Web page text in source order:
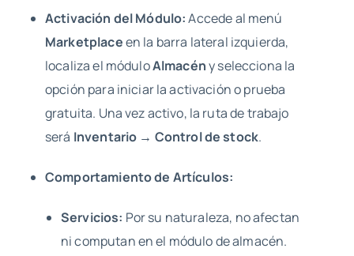
Activación del Módulo:Accede al menú
Marketplaceen la barra lateral izquierda,
localiza el móduloAlmacény selecciona la
opción para iniciar la activación o prueba
gratuita. Una vez activo, la ruta de trabajo
será Inventario → Control de stock.
Comportamiento de Artículos:
Servicios: Por su naturaleza, no afectan
ni computan en el módulo de almacén.